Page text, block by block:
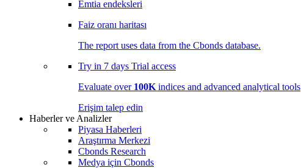
Emtia endeksleri
Faiz oranı haritası
The report uses data from the Cbonds database.
Try in 7 days Trial access
Evaluate over 100K indices and advanced analytical tools
Erişim talep edin
Haberler ve Analizler
Piyasa Haberleri
Araştırma Merkezi
Cbonds Research
Medya için Cbonds